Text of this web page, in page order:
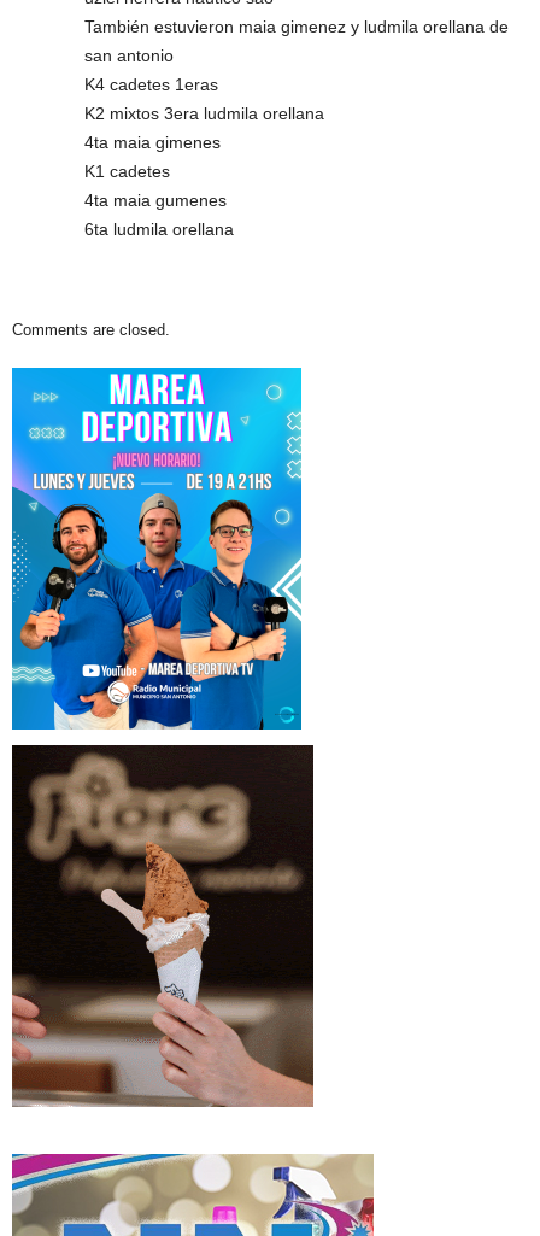
También estuvieron maia gimenez y ludmila orellana de
san antonio
K4 cadetes 1eras
K2 mixtos 3era ludmila orellana
4ta maia gimenes
K1 cadetes
4ta maia gumenes
6ta ludmila orellana
Comments are closed.